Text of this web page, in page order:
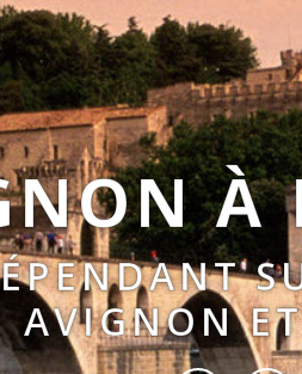
À
AVIGNON